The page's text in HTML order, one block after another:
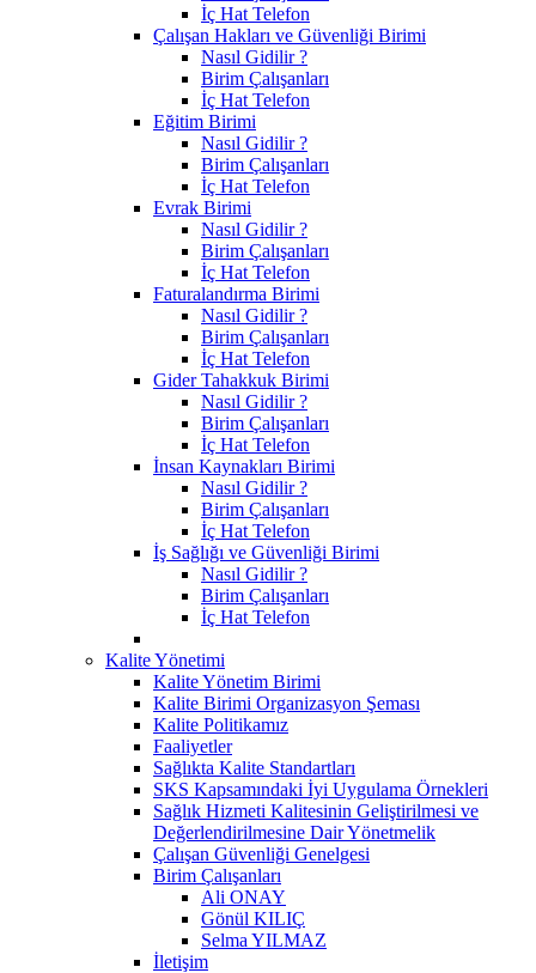
İç Hat Telefon
Çalışan Hakları ve Güvenliği Birimi
Nasıl Gidilir ?
Birim Çalışanları
İç Hat Telefon
Eğitim Birimi
Nasıl Gidilir ?
Birim Çalışanları
İç Hat Telefon
Evrak Birimi
Nasıl Gidilir ?
Birim Çalışanları
İç Hat Telefon
Faturalandırma Birimi
Nasıl Gidilir ?
Birim Çalışanları
İç Hat Telefon
Gider Tahakkuk Birimi
Nasıl Gidilir ?
Birim Çalışanları
İç Hat Telefon
İnsan Kaynakları Birimi
Nasıl Gidilir ?
Birim Çalışanları
İç Hat Telefon
İş Sağlığı ve Güvenliği Birimi
Nasıl Gidilir ?
Birim Çalışanları
İç Hat Telefon
Kalite Yönetimi
Kalite Yönetim Birimi
Kalite Birimi Organizasyon Şeması
Kalite Politikamız
Faaliyetler
Sağlıkta Kalite Standartları
SKS Kapsamındaki İyi Uygulama Örnekleri
Sağlık Hizmeti Kalitesinin Geliştirilmesi ve
Değerlendirilmesine Dair Yönetmelik
Çalışan Güvenliği Genelgesi
Birim Çalışanları
Ali ONAY
Gönül KILIÇ
Selma YILMAZ
İletişim